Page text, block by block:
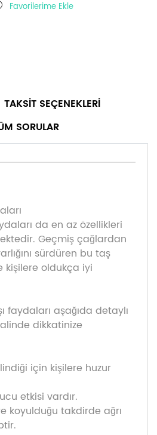
Favorilerime Ekle
TAKSIT SEÇENEKLERI
SORULAR
da en az özellikleri
Geçmiş çağlardan
sürdüren bu taş
kişilere oldukça iyi
faydaları aşağıda detaylı
dikkatinize
için kişilere huzur
etkisi vardır.
koyulduğu takdirde ağrı